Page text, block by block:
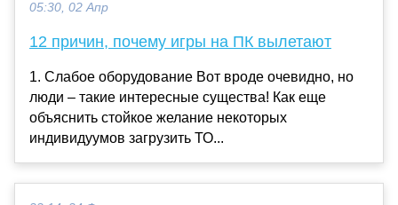
05:30, 02 Апр
12 причин, почему игры на ПК вылетают
1. Слабое оборудование Вот вроде очевидно, но
люди – такие интересные существа! Как еще
объяснить стойкое желание некоторых
индивидуумов загрузить ТО...